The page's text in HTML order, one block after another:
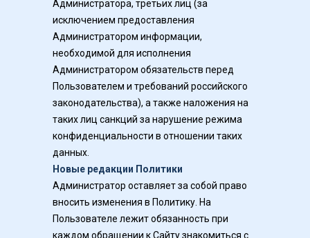
Администратора, третьих лиц (за
исключением предоставления
Администратором информации,
необходимой для исполнения
Администратором обязательств перед
Пользователем и требований российского
законодательства), а также наложения на
таких лиц санкций за нарушение режима
конфиденциальности в отношении таких
данных.
Новые редакции Политики
Администратор оставляет за собой право
вносить изменения в Политику. На
Пользователе лежит обязанность при
каждом обращении к Сайту знакомиться с